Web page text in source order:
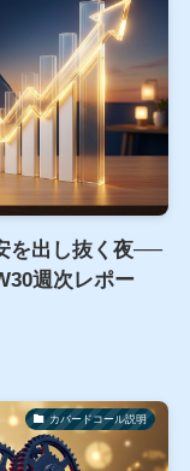
を出し抜く夜──
週次レポー
カバードコール説明